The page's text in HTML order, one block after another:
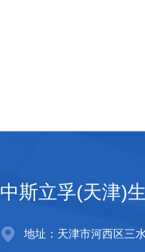
中斯立孚(天津)
地址：天津市河西区三